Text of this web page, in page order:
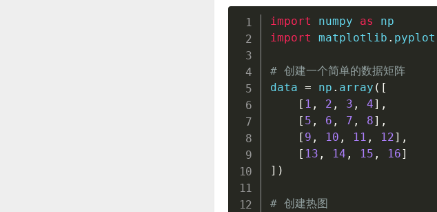
import numpy as
import matplotlib . pyplot
# 创建一个简单的数据矩阵
data = np . array ( [
[ 1 , 2 , 3 , 4] ,
[ 5 , 6 , 7 , 8] ,
[ 9 , 10 , 11 , 12] ,
[ 13 , 14 , 15 , 16]
] )
# 创建热图